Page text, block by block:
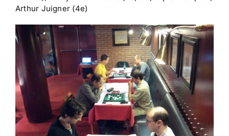
Arthur Juigner (4e)